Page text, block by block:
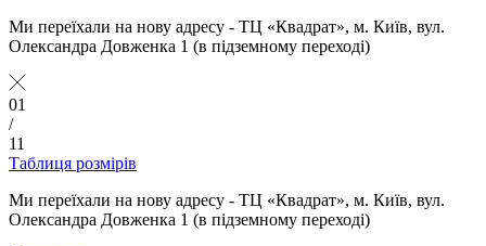
Ми переїхали на нову адресу - ТЦ «Квадрат», м. Київ, вул.
Олександра Довженка 1 (в підземному переході)
01
/
11
Таблиця розмірів
Ми переїхали на нову адресу - ТЦ «Квадрат», м. Київ, вул.
Олександра Довженка 1 (в підземному переході)